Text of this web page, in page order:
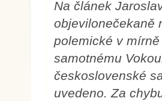
Na článek
objevilonečekaně
polemické v
samotnému
československé
uvedeno. Za